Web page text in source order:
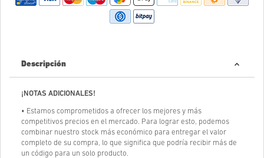
Descripción
¡NOTAS ADICIONALES!
• Estamos comprometidos a ofrecer los mejores y más
competitivos precios en el mercado. Para lograr esto, podemos
combinar nuestro stock más económico para entregar el valor
completo de su compra, lo que significa que podría recibir más de
un código para un solo producto.